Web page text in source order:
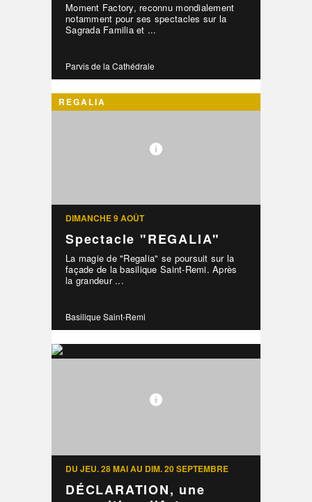
Moment Factory, reconnu mondialement
notamment pour ses spectacles sur la
Sagrada Familia et ...
Parvis de la Cathédrale
REGALIA
DIMANCHE 9 AOÛT
Spectacle "REGALIA"
La magie de "Regalia" se poursuit sur la
façade de la basilique Saint-Remi. Après
la grandeur ...
Basilique Saint-Remi
DU JEU. 28 MAI AU DIM. 20 SEPTEMBRE
DÉCLARATION, une